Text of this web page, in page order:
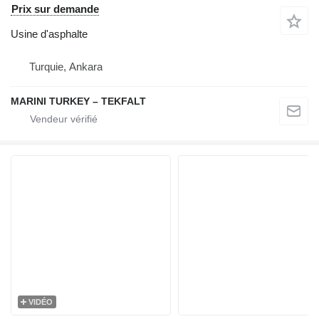
Prix sur demande
Usine d'asphalte
Turquie, Ankara
MARINI TURKEY – TEKFALT
VIDÉO